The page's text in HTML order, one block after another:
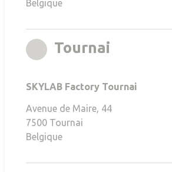
Belgique
Tournai
SKYLAB Factory Tournai
Avenue de Maire, 44
7500 Tournai
Belgique